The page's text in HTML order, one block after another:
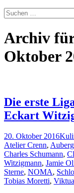
Suchen
nach:
Archiv
Oktober
Die erste
Eckart
20. Oktober 2016
Atelier Crenn,
Charles Schumann,
Witzigmann, Jamie
Sterne, NOMA,
Tobias Moretti,